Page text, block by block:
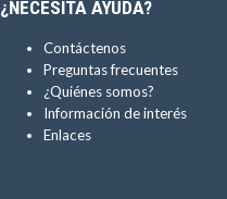
¿NECESITA AYUDA?
Contáctenos
Preguntas frecuentes
¿Quiénes somos?
Información de interés
Enlaces